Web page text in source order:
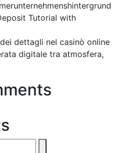
Tutorial with
dettagli nel casinò online
digitale tra atmosfera,